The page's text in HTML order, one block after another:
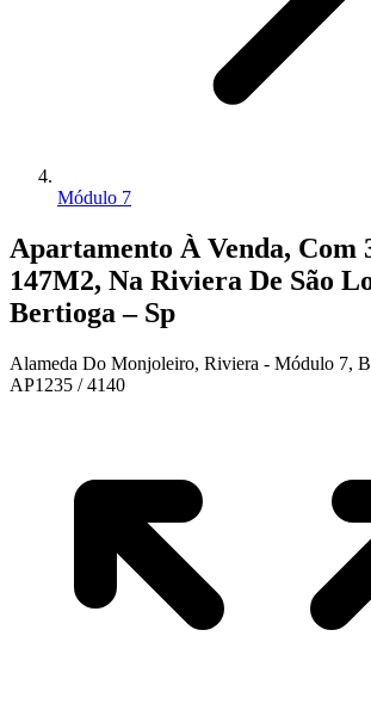
Módulo 7
Apartamento À Venda, Com
147M2, Na Riviera De São
Bertioga – Sp
Alameda Do Monjoleiro, Riviera - Módulo 7,
AP1235 / 4140